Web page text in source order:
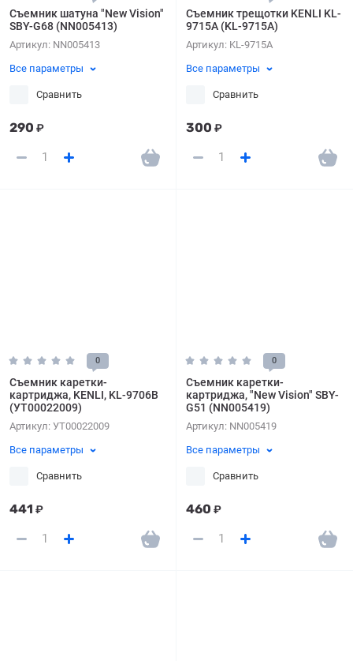
Съемник шатуна "New Vision"
SBY-G68 (NN005413)
Артикул: NN005413
Все параметры
Сравнить
290 ₽
Съемник трещотки KENLI KL-
9715A (KL-9715A)
Артикул: KL-9715A
Все параметры
Сравнить
300 ₽
0
Съемник каретки-
картриджа, KENLI, KL-9706B
(УТ00022009)
Артикул: УТ00022009
Все параметры
Сравнить
441 ₽
0
Съемник каретки-
картриджа, "New Vision" SBY-
G51 (NN005419)
Артикул: NN005419
Все параметры
Сравнить
460 ₽